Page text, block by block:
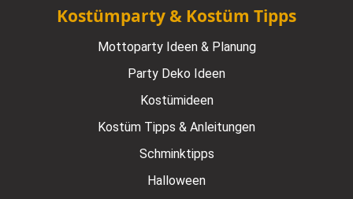
Kostümparty & Kostüm Tipps
Mottoparty Ideen & Planung
Party Deko Ideen
Kostümideen
Kostüm Tipps & Anleitungen
Schminktipps
Halloween